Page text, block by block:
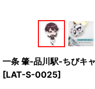
一条 肇-品川駅-ちびキ
[LAT-S-0025]